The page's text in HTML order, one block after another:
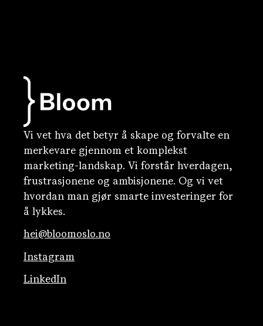
Vi vet hva det betyr å skape og forvalte en
merkevare gjennom et komplekst
marketing-landskap. Vi forstår hverdagen,
frustrasjonene og ambisjonene. Og vi vet
hvordan man gjør smarte investeringer for
å lykkes.
hei@bloomoslo.no
Instagram
LinkedIn